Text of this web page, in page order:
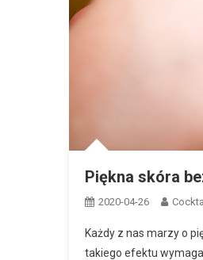
Piękna skóra
2020-04-26
Każdy z nas marzy o
takiego efektu